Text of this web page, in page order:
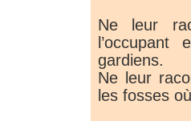
Ne leur
gardiens.
Ne leur
les fosses